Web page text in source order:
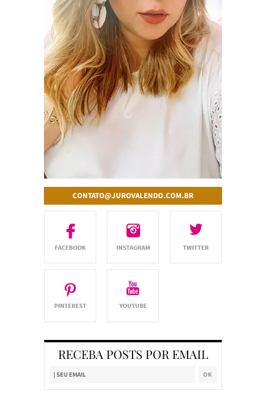
CONTATO@JUROVALENDO.COM.BR
RECEBA POSTS POR EMAIL